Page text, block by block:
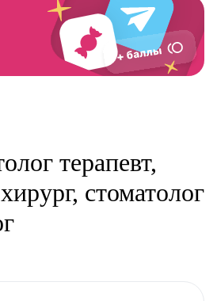
терапевт,
стоматолог